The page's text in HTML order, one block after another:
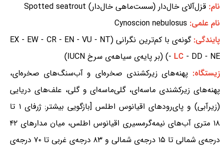
نام: قزل‌آلای خال‌دار (سست‌ماهی خال‌دار) Spotted seatrout
نام علمی: Cynoscion nebulosus
پایندگی:
گونه‌ی با کم‌ترین نگرانی (EX - EW - CR - EN - VU - NT
- LC - DD - NE) (بر پایه‌ی سیاهه‌ی سرخ IUCN)
زیستگاه: پهنه‌های زیرکشندی صخره‌ای و آب‌سنگ‌های صخره‌ای،
پهنه‌های زیرکشندی ماسه‌ای، گلی‌ماسه‌ای و گلی، علف‌های دریایی
(زیرآبی) و پای‌رودهای اقیانوس اطلس [بازگویی بیشتر: ژرفای ۱ تا
۱۸ متری آب‌های نیمه‌گرمسیری اقیانوس اطلس، میان مدارهای ۴۲
درجه‌ی شمالی تا ۱۵ درجه‌ی شمالی و ۸۳ درجه‌ی غربی تا ۷۰ درجه‌ی